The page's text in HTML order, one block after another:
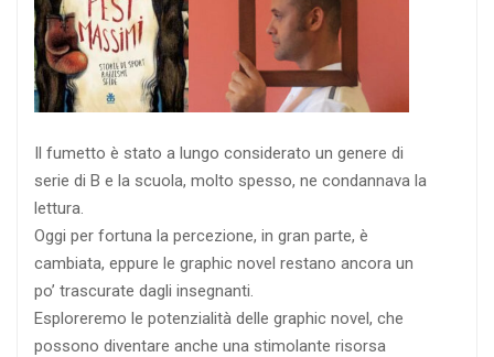
Il fumetto è stato a lungo considerato un genere di
serie di B e la scuola, molto spesso, ne condannava la
lettura.
Oggi per fortuna la percezione, in gran parte, è
cambiata, eppure le graphic novel restano ancora un
po’ trascurate dagli insegnanti.
Esploreremo le potenzialità delle graphic novel, che
possono diventare anche una stimolante risorsa